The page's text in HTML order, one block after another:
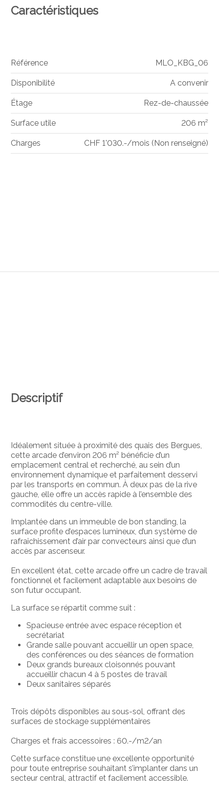
Descriptif
Idéalement située à proximité des quais des Bergues,
cette arcade d’environ 206 m² bénéficie d’un
emplacement central et recherché, au sein d’un
environnement dynamique et parfaitement desservi
par les transports en commun. À deux pas de la rive
gauche, elle offre un accès rapide à l’ensemble des
commodités du centre-ville.
Implantée dans un immeuble de bon standing, la
surface profite d’espaces lumineux, d’un système de
rafraîchissement d’air par convecteurs ainsi que d’un
accès par ascenseur.
En excellent état, cette arcade offre un cadre de travail
fonctionnel et facilement adaptable aux besoins de
son futur occupant.
La surface se répartit comme suit :
Spacieuse entrée avec espace réception et
secrétariat
Grande salle pouvant accueillir un open space,
des conférences ou des séances de formation
Deux grands bureaux cloisonnés pouvant
accueillir chacun 4 à 5 postes de travail
Deux sanitaires séparés
Trois dépôts disponibles au sous-sol, offrant des
surfaces de stockage supplémentaires
Charges et frais accessoires : 60.-/m2/an
Cette surface constitue une excellente opportunité
pour toute entreprise souhaitant s’implanter dans un
secteur central, attractif et facilement accessible.
Caractéristiques
Référence MLO_KBG_06
Disponibilité A convenir
Étage Rez-de-chaussée
Surface utile 206 m²
Charges CHF 1'030.-/mois (Non renseigné)